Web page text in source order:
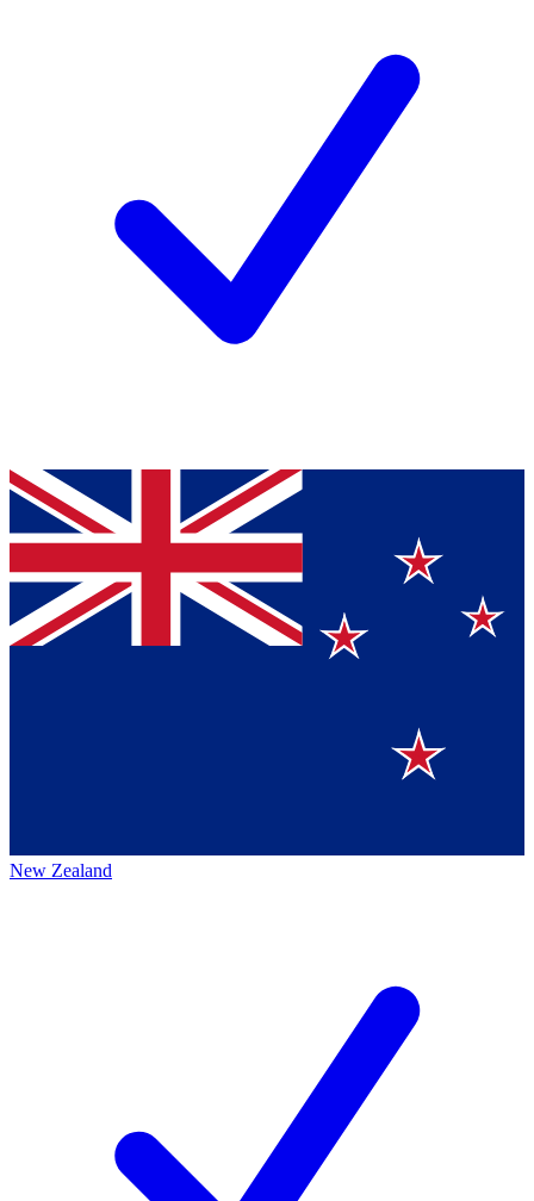
New Zealand